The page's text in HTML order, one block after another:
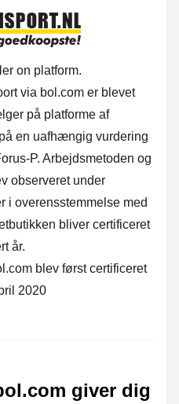
on platform.
via bol.com er blevet
på platforme af
en uafhængig vurdering
P. Arbejdsmetoden og
observeret under
i overensstemmelse med
bliver certificeret
år.
blev først certificeret
2020
giver dig